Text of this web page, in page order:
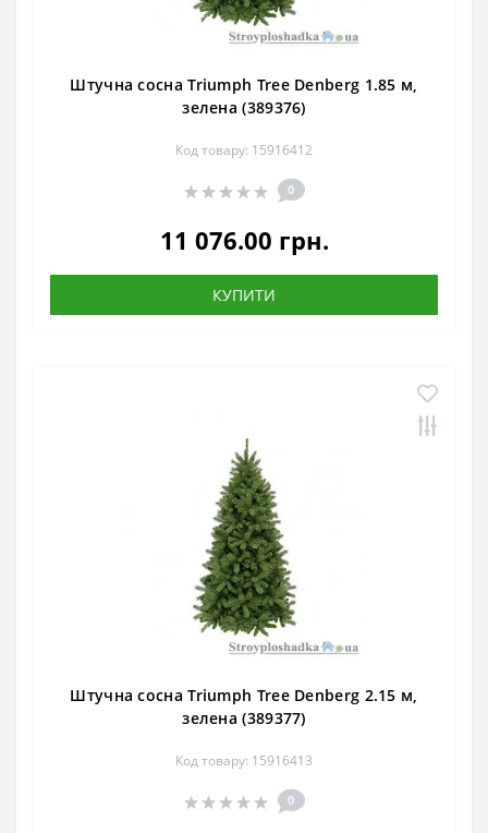
Штучна сосна Triumph Tree Denberg 1.85 м,
зелена (389376)
Код товару: 15916412
0
11 076.00 грн.
КУПИТИ
Штучна сосна Triumph Tree Denberg 2.15 м,
зелена (389377)
Код товару: 15916413
0